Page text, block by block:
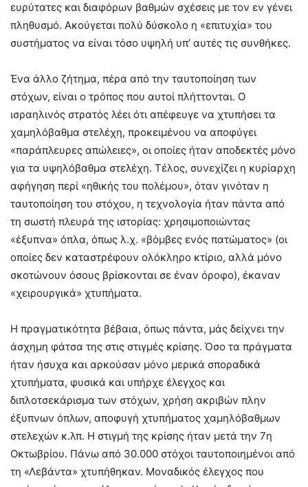
ευρύτατες και διαφόρων βαθμών σχέσεις με τον εν γένει
πληθυσμό. Ακούγεται πολύ δύσκολο η «επιτυχία» του
συστήματος να είναι τόσο υψηλή υπ’ αυτές τις συνθήκες.
Ένα άλλο ζήτημα, πέρα από την ταυτοποίηση των
στόχων, είναι ο τρόπος που αυτοί πλήττονται. Ο
ισραηλινός στρατός λέει ότι απέφευγε να χτυπήσει τα
χαμηλόβαθμα στελέχη, προκειμένου να αποφύγει
«παράπλευρες απώλειες», οι οποίες ήταν αποδεκτές μόνο
για τα υψηλόβαθμα στελέχη. Τέλος, συνεχίζει η κυρίαρχη
αφήγηση περί «ηθικής του πολέμου», όταν γινόταν η
ταυτοποίηση του στόχου, η τεχνολογία ήταν πάντα από
τη σωστή πλευρά της ιστορίας: χρησιμοποιώντας
«έξυπνα» όπλα, όπως λ.χ. «βόμβες ενός πατώματος» (οι
οποίες δεν καταστρέφουν ολόκληρο κτίριο, αλλά μόνο
σκοτώνουν όσους βρίσκονται σε έναν όροφο), έκαναν
«χειρουργικά» χτυπήματα.
Η πραγματικότητα βέβαια, όπως πάντα, μάς δείχνει την
άσχημη φάτσα της στις στιγμές κρίσης. Όσο τα πράγματα
ήταν ήσυχα και αρκούσαν μόνο μερικά σποραδικά
χτυπήματα, φυσικά και υπήρχε έλεγχος και
διπλοτσεκάρισμα των στόχων, χρήση ακριβών πλην
έξυπνων όπλων, αποφυγή χτυπήματος χαμηλόβαθμων
στελεχών κ.λπ. Η στιγμή της κρίσης ήταν μετά την 7η
Οκτωβρίου. Πάνω από 30.000 στόχοι ταυτοποιημένοι από
τη «Λεβάντα» χτυπήθηκαν. Μοναδικός έλεγχος που